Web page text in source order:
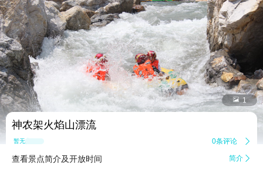
 1
神农架火焰山漂流
暂无点评 0条评论 
查看景点简介及开放时间 简介 
